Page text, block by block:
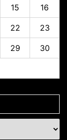
15 16
22 23
29 30